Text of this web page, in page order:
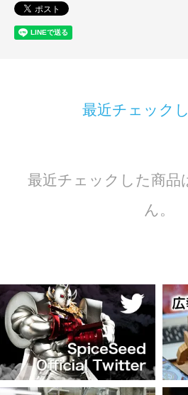
最近チェック
最近チェックした商品
ん。